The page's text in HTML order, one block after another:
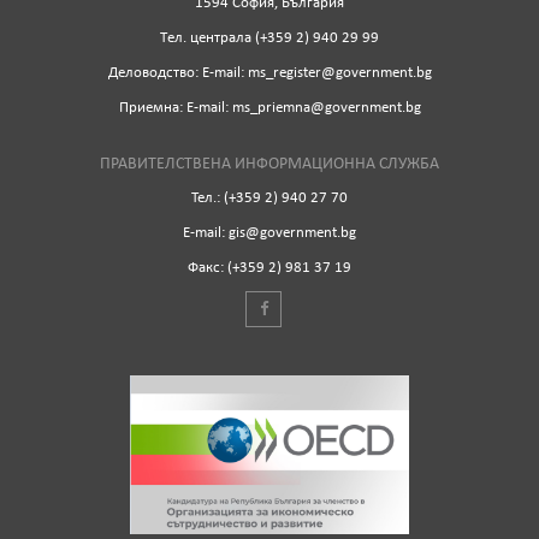
1594 София, България
Tел. централа (+359 2) 940 29 99
Деловодство: Е-mail: ms_register@government.bg
Приемна: Е-mail: ms_priemna@government.bg
ПРАВИТЕЛСТВЕНА ИНФОРМАЦИОННА СЛУЖБА
Тел.: (+359 2) 940 27 70
Е-mail: gis@government.bg
Факс: (+359 2) 981 37 19